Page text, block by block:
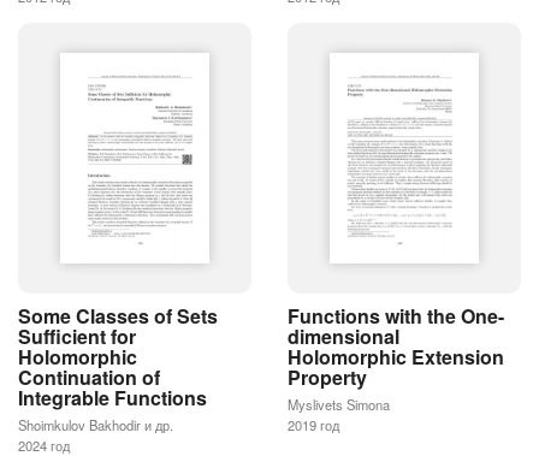
Some Classes of Sets
Sufficient for
Holomorphic
Continuation of
Integrable Functions
Shoimkulov Bakhodir и др.
2024 год
Functions with the One-
dimensional
Holomorphic Extension
Property
Myslivets Simona
2019 год